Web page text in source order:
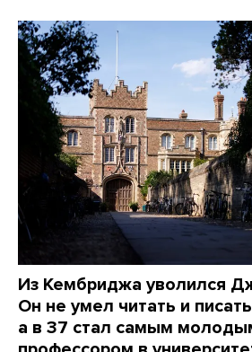
Из Кембриджа уволился
Он не умел читать и
а в 37 стал самым